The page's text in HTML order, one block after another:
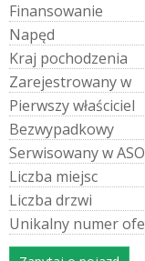
Finansowanie
Napęd
Kraj pochodzenia
Zarejestrowanyw
Pierwszywłaściciel
Bezwypadkowy
SerwisowanywASO
Liczba miejsc
Liczba drzwi
Unikalny numerofe